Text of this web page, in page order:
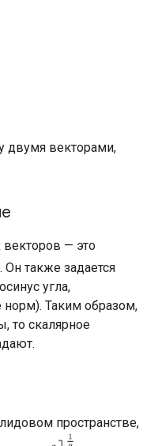
двумя векторами,
— это
. Он также задается
угла,
Таким образом,
то скалярное
пространстве,